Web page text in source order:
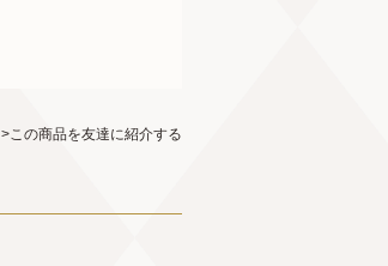
>この商品を友達に紹介する